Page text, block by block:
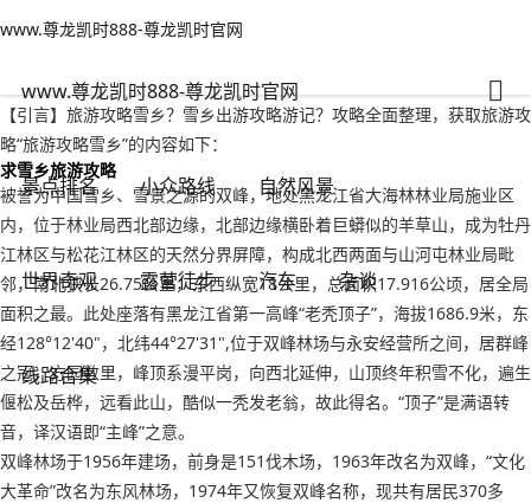
www.尊龙凯时888-尊龙凯时官网
www.尊龙凯时888-尊龙凯时官网
景点排名 小众路线 自然风景
世界奇观 露营徒步 汽车 杂谈
线路合集
www.尊龙凯时888-尊龙凯时官网
旅游攻略雪乡？雪乡出游攻略游记-www.尊龙凯时888
【引言】旅游攻略雪乡？雪乡出游攻略游记？攻略全面整理，获取旅游攻
略“旅游攻略雪乡”的内容如下：
求雪乡旅游攻略
被誉为中国雪乡、雪景之源的双峰，地处黑龙江省大海林林业局施业区
内，位于林业局西北部边缘，北部边缘横卧着巨蟒似的羊草山，成为牡丹
江林区与松花江林区的天然分界屏障，构成北西两面与山河屯林业局毗
邻，南北狭长26.75公里，东西纵宽18公里，总面积17.916公顷，居全局
面积之最。此处座落有黑龙江省第一高峰“老秃顶子”，海拔1686.9米，东
经128°12'40"，北纬44°27'31",位于双峰林场与永安经营所之间，居群峰
之冠，方园数里，峰顶系漫平岗，向西北延伸，山顶终年积雪不化，遍生
偃松及岳桦，远看此山，酷似一秃发老翁，故此得名。“顶子”是满语转
音，译汉语即“主峰”之意。
双峰林场于1956年建场，前身是151伐木场，1963年改名为双峰，“文化
大革命”改名为东风林场，1974年又恢复双峰名称，现共有居民370多